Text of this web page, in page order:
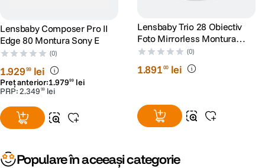
Lensbaby Composer Pro II
Edge 80 Montura Sony E
(0)
1.92999 lei
Preț anterior:1.97999 lei
PRP:2.349 99 lei
Lensbaby Trio 28 Obiectiv
Foto Mirrorless Montura
Sony E (compatibil FF)
(0)
1.89100 lei
Populare în aceeași categorie